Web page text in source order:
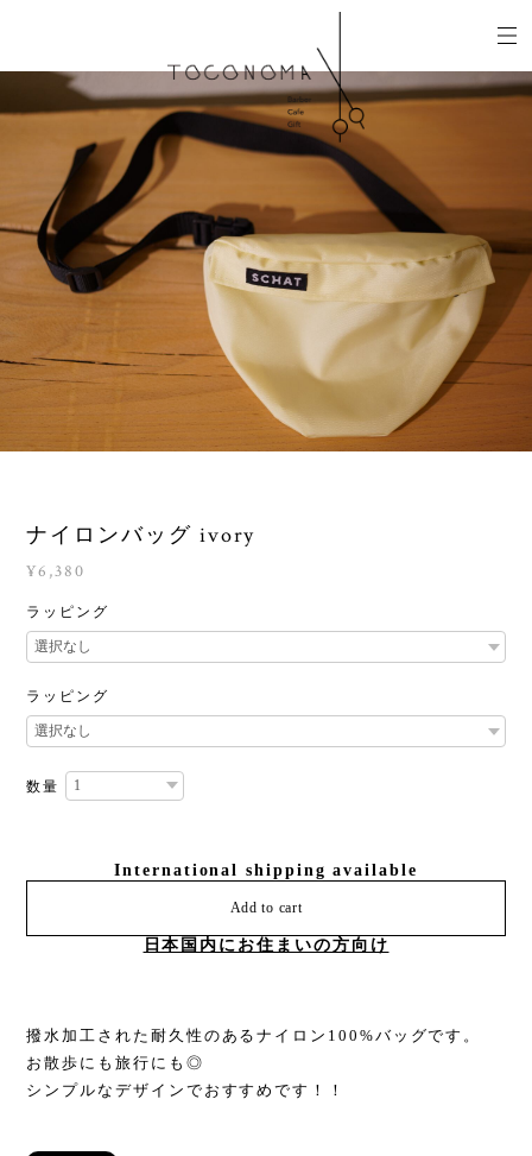
ナイロンバッグ ivory
¥6,380
ラッピング
ラッピング
数量
International shipping available
Add to cart
日本国内にお住まいの方向け
撥水加工された耐久性のあるナイロン100%バッグです。
お散歩にも旅行にも◎
シンプルなデザインでおすすめです！！